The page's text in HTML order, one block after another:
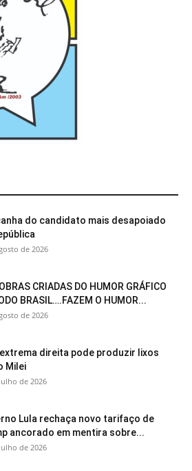
do candidato mais desapoiado
de 2026
CRIADAS DO HUMOR GRÁFICO
BRASIL….FAZEM O HUMOR...
de 2026
direita pode produzir lixos
Milei
de 2026
Lula rechaça novo tarifaço de
ancorado em mentira sobre...
de 2026